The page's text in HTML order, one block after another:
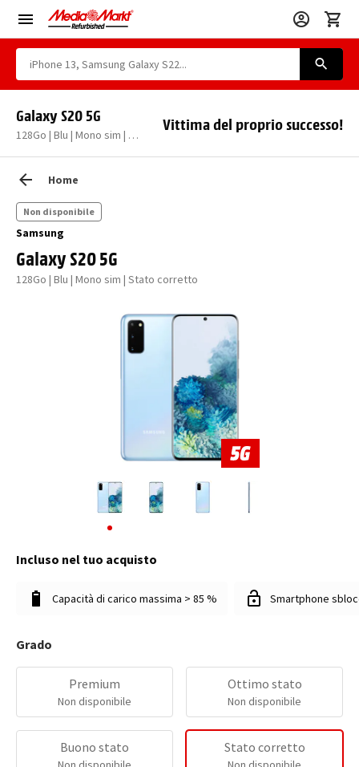
Galaxy S20 5G
128Go | Blu | Mono sim | Stato corretto
Vittima del proprio successo!
Home
Samsung
Galaxy S20 5G
128Go | Blu | Mono sim | Stato corretto
Non disponibile
Incluso nel tuo acquisto
Capacità di carico massima > 85 % Smartphone
Grado
Premium
Non disponibile
Ottimo stato
Non disponibile
Buono stato Stato corretto